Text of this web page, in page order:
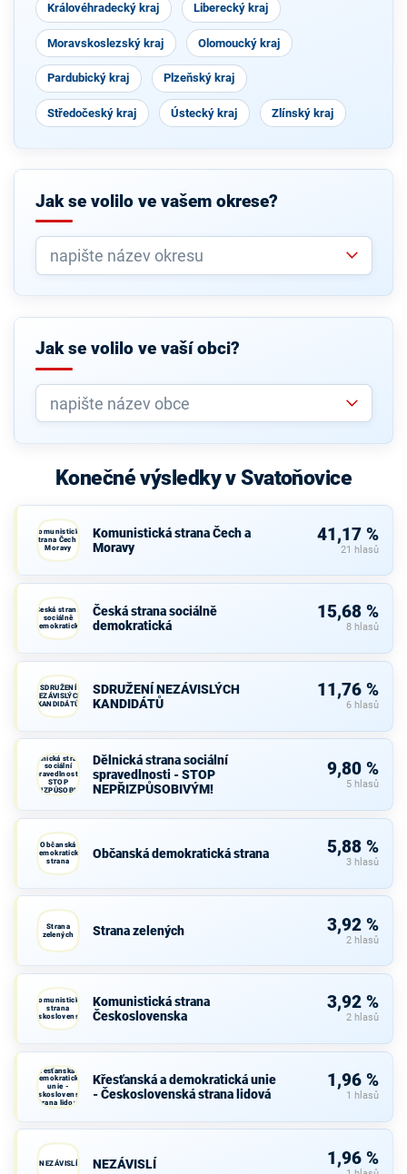
Královéhradecký kraj Liberecký kraj
Moravskoslezský kraj Olomoucký kraj
Pardubický kraj Plzeňský kraj
Středočeský kraj Ústecký kraj Zlínský kraj
Jak se volilo ve vašem okrese?
Jak se volilo ve vaší obci?
Konečné výsledky v Svatoňovice
Komunistická
strana Čech a
Moravy
Komunistická strana Čech a
Moravy
41,17 %
21 hlasů
Česká strana
sociálně
demokratická
Česká strana sociálně
demokratická
15,68 %
8 hlasů
SDRUŽENÍ
NEZÁVISLÝCH
KANDIDÁTŮ
SDRUŽENÍ NEZÁVISLÝCH
KANDIDÁTŮ
11,76 %
6 hlasů
Dělnická strana
sociální
spravedlnosti -
STOP
NEPŘIZPŮSOBIVÝM!
Dělnická strana sociální
spravedlnosti - STOP
NEPŘIZPŮSOBIVÝM!
9,80 %
5 hlasů
Občanská
demokratická
strana
Občanská demokratická strana 5,88 %
3 hlasů
Strana
zelených
Strana zelených 3,92 %
2 hlasů
Komunistická
strana
Československa
Komunistická strana
Československa
3,92 %
2 hlasů
Křesťanská a
demokratická
unie -
Československá
strana lidová
Křesťanská a demokratická unie
- Československá strana lidová
1,96 %
1 hlasů
NEZÁVISLÍ NEZÁVISLÍ 1,96 %